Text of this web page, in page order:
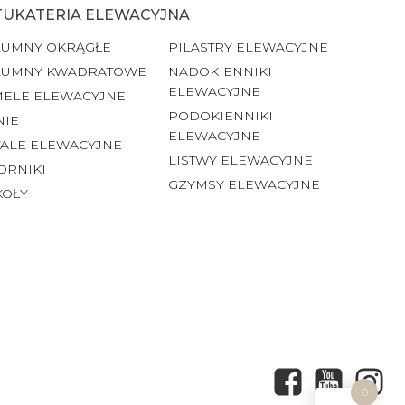
ELEWACYJNA
OKRĄGŁE
KWADRATOWE
ELEWACYJNE
ELEWACYJNE
PILASTRY ELEWACYJNE
NADOKIENNIKI
ELEWACYJNE
PODOKIENNIKI
ELEWACYJNE
LISTWY ELEWACYJNE
GZYMSY ELEWACYJNE
0